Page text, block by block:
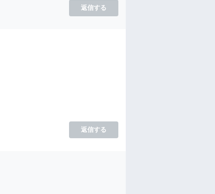
返信する
返信する